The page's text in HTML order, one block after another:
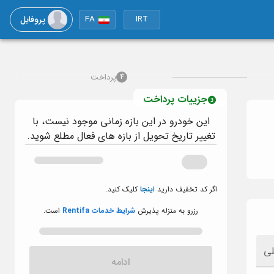
IRT
FA پروفایل
4 پرداخت
جزییات پرداخت
این خودرو در این بازه زمانی موجود نیست، با
تغییر تاریخ تحویل از بازه های فعال مطلع شوید.
اگر کد تخفیف دارید اینجاکلیک کنید.
رزرو به منزله پذیرش شرایط خدمات Rentifa است.
ادامه